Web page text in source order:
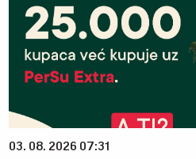
03. 08. 2026 07:31